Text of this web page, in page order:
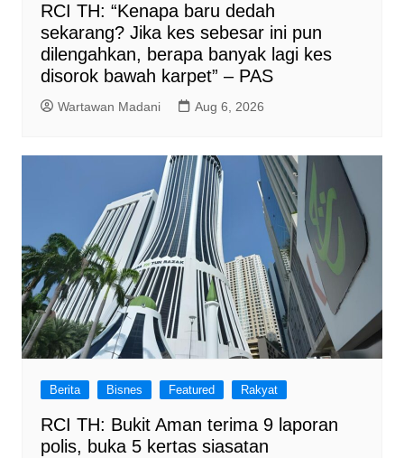
RCI TH: “Kenapa baru dedah
sekarang? Jika kes sebesar ini pun
dilengahkan, berapa banyak lagi kes
disorok bawah karpet” – PAS
Wartawan Madani Aug 6, 2026
Berita Bisnes Featured Rakyat
RCI TH: Bukit Aman terima 9 laporan
polis, buka 5 kertas siasatan